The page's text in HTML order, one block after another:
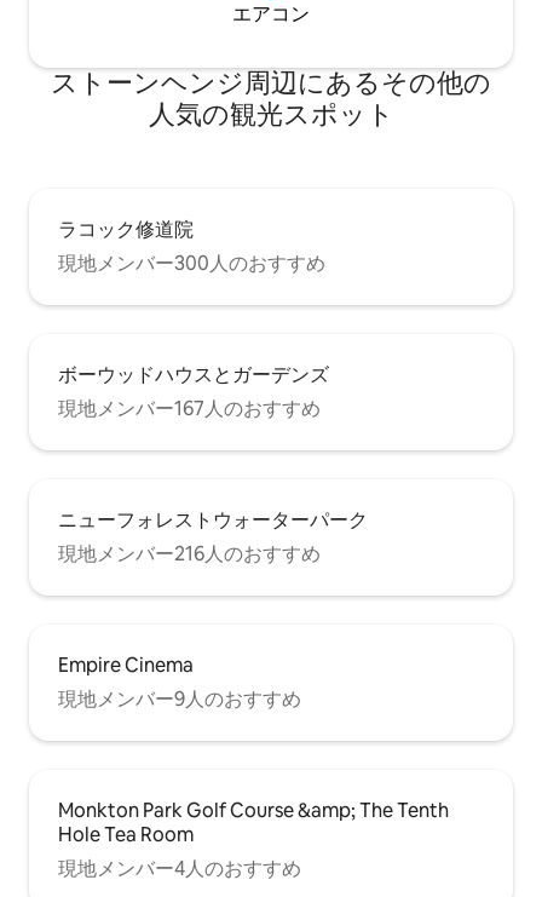
エアコン
ストーンヘンジ⁠周⁠辺⁠に⁠あ⁠るそ⁠の⁠他⁠の
人⁠気⁠の観⁠光⁠ス⁠ポ⁠ッ⁠ト
ラコック修道院
現地メンバー300人のおすすめ
ボーウッドハウスとガーデンズ
現地メンバー167人のおすすめ
ニューフォレストウォーターパーク
現地メンバー216人のおすすめ
Empire Cinema
現地メンバー9人のおすすめ
Monkton Park Golf Course &amp; The Tenth
Hole Tea Room
現地メンバー4人のおすすめ